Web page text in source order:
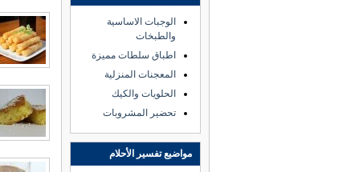
الوجبات الاساسية
والطبخات
اطباق سلطات مميزة
المعجنات المنزلية
الحلويات والكيك
تحضير المشروبات
مواضيع تفسير الأحلام